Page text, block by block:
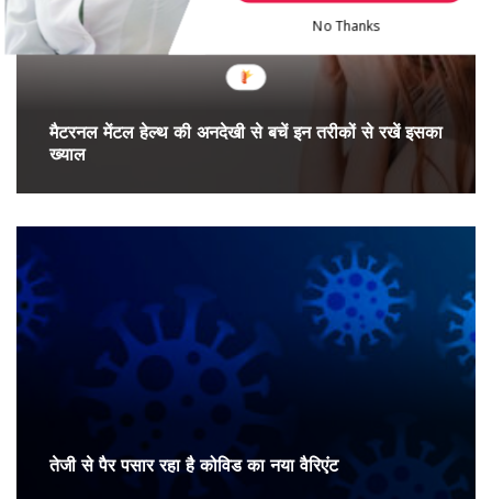
मैटरनल मेंटल हेल्थ की अनदेखी से बचें इन तरीकों से रखें इसका
ख्याल
तेजी से पैर पसार रहा है कोविड का नया वैरिएंट
No Thanks